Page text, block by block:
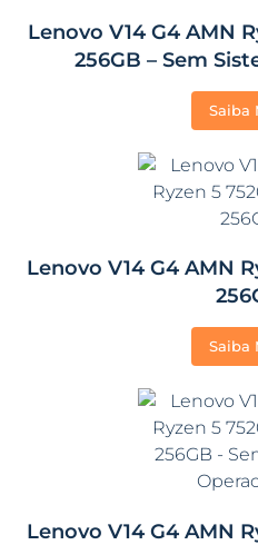
Lenovo V14 G4 AMN
256GB – Sem
Saiba
Lenovo V14 G4 AMN
Saiba
Lenovo V14 G4 AMN